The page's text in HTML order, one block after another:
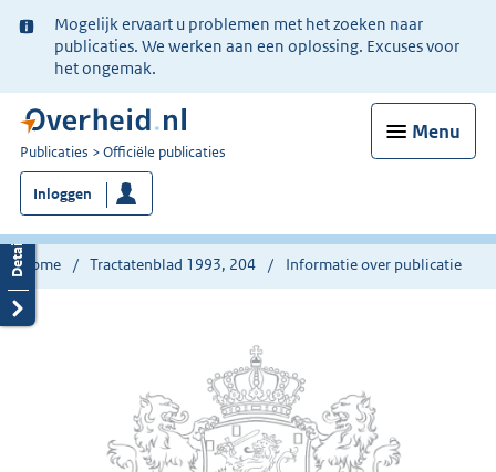
Ter
informatie:
Mogelijk ervaart u problemen met het zoeken naar
publicaties. We werken aan een oplossing. Excuses voor
het ongemak.
Menu
U
bent
nu
hier:
Publicaties Officiële publicaties
Inloggen
Home Tractatenblad 1993, 204 Informatie over publicatie